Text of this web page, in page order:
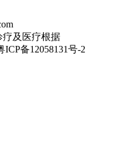
疗及医疗根据
备12058131号-2